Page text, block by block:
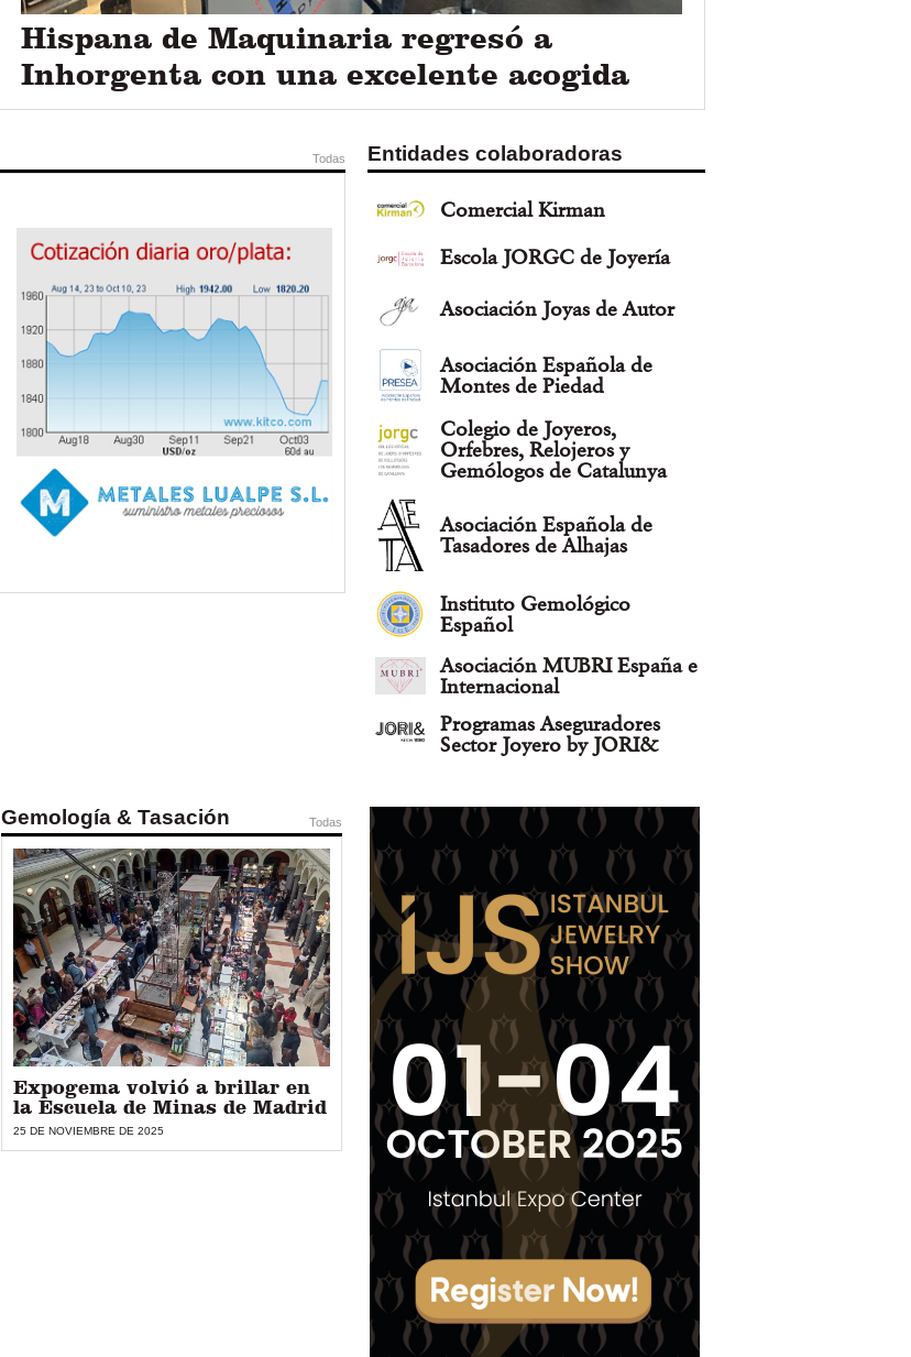
Hispana de Maquinaria regresó a
Inhorgenta con una excelente acogida
Todas Entidades colaboradoras
Comercial Kirman
Escola JORGC de Joyería
Asociación Joyas de Autor
Asociación Española de
Montes de Piedad
Colegio de Joyeros,
Orfebres, Relojeros y
Gemólogos de Catalunya
Asociación Española de
Tasadores de Alhajas
Instituto Gemológico
Español
Asociación MUBRI España e
Internacional
Programas Aseguradores
Sector Joyero by JORI&
Gemología & Tasación Todas
Expogema volvió a brillar en
la Escuela de Minas de Madrid
25 DE NOVIEMBRE DE 2025